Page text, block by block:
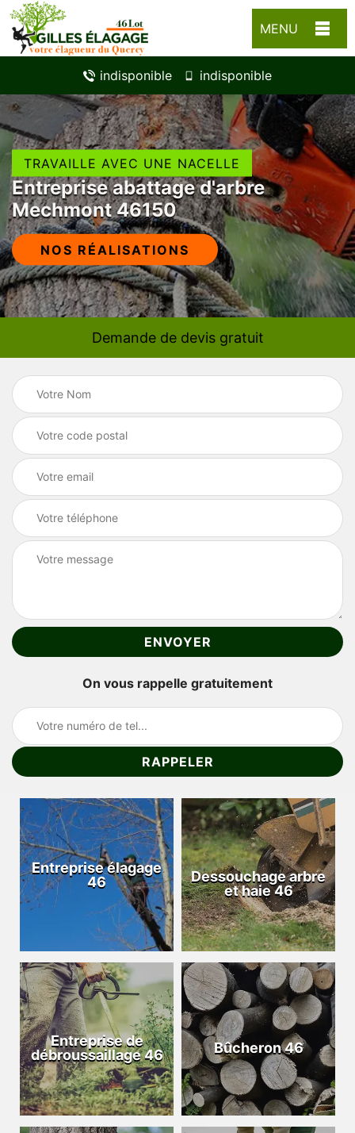
MENU
indisponible indisponible
TRAVAILLE AVEC UNE NACELLE
Entreprise abattage d'arbre
Mechmont 46150
NOS RÉALISATIONS
Demande de devis gratuit
On vous rappelle gratuitement
Entreprise élagage
46
Dessouchage arbre
et haie 46
Entreprise de
débroussaillage 46
Bûcheron 46